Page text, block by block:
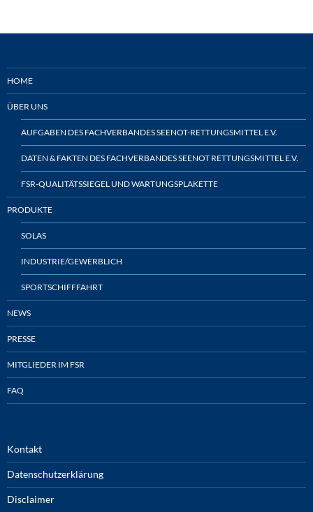
HOME
ÜBER UNS
AUFGABEN DES FACHVERBANDES SEENOT-RETTUNGSMITTEL E.V.
DATEN & FAKTEN DES FACHVERBANDES SEENOT RETTUNGSMITTEL E.V.
FSR-QUALITÄTSSIEGEL UND WARTUNGSPLAKETTE
PRODUKTE
SOLAS
INDUSTRIE/GEWERBLICH
SPORTSCHIFFFAHRT
NEWS
PRESSE
MITGLIEDER IM FSR
FAQ
Kontakt
Datenschutzerklärung
Disclaimer